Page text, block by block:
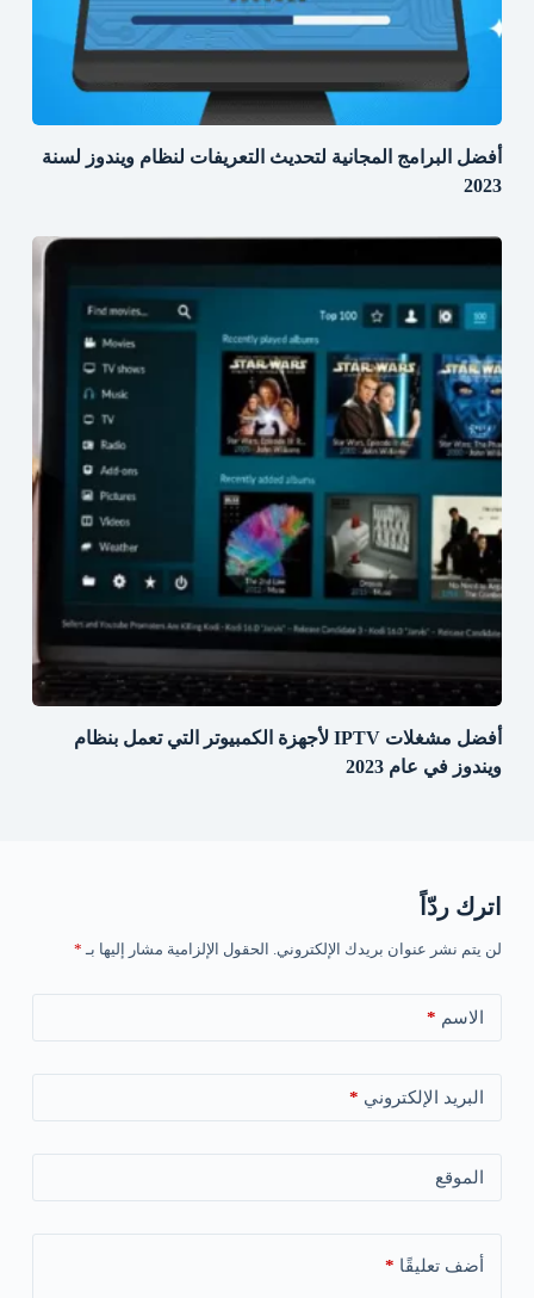
أفضل البرامج المجانية لتحديث التعريفات لنظام ويندوز لسنة
2023
أفضل مشغلات IPTV لأجهزة الكمبيوتر التي تعمل بنظام
ويندوز في عام 2023
اترك ردّاً
لن يتم نشر عنوان بريدك الإلكتروني. الحقول الإلزامية مشار إليها بـ *
الاسم *
البريد الإلكتروني *
الموقع
أضف تعليقًا *